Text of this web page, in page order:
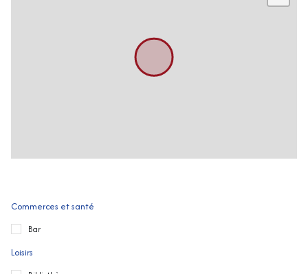
Commerces et santé
Bar
Loisirs